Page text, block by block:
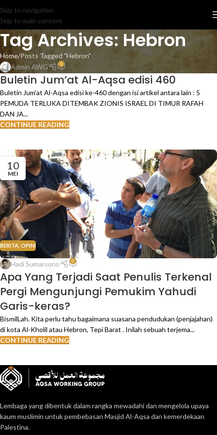
Skip to navigation
Skip to main content
Tag Archives: Hebron
Home Posts Tagged "Hebron"
Admin AWG
0
Buletin Jum’at Al-Aqsa edisi 460
Buletin Jum'at Al-Aqsa edisi ke-460 dengan isi artikel antara lain : 5
PEMUDA TERLUKA DITEMBAK ZIONIS ISRAEL DI TIMUR RAFAH
DAN JA...
CONTINUE READING
10
MEI
BERITA OPINI
Hadi Sumarsono 0
Apa Yang Terjadi Saat Penulis Terkenal
Pergi Mengunjungi Pemukim Yahudi
Garis-keras?
BismilLah. Kita perlu tahu bagaimana suasana pendudukan (penjajahan)
di kota Al-Kholil atau Hebron, Tepi Barat . Inilah sebuah terjema...
CONTINUE READING
Lembaga yang dibentuk dalam rangka mewadahi dan mengelola upaya
kaum muslimin untuk pembebasan Masjid Al-Aqsa dan kemerdekaan
Palestina.